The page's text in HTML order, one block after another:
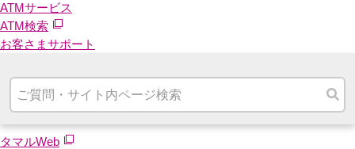
ATMサービス
ATM検索
お客さまサポート
タマルWeb